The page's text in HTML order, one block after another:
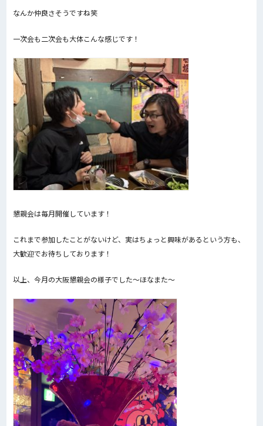
なんか仲良さそうですね笑
一次会も二次会も大体こんな感じです！
懇親会は毎月開催しています！
これまで参加したことがないけど、実はちょっと興味があるという方も、
大歓迎でお待ちしております！
以上、今月の大阪懇親会の様子でした〜ほなまた〜